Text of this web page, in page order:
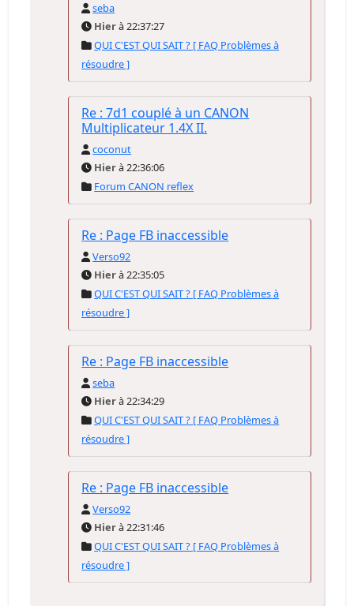
seba
Hierà 22:37:27
QUI C'EST QUI SAIT ? [ FAQ Problèmes à
résoudre ]
Re : 7d1 couplé à un CANON
Multiplicateur 1.4X II.
coconut
Hierà 22:36:06
Forum CANON reflex
Re : Page FB inaccessible
Verso92
Hierà 22:35:05
QUI C'EST QUI SAIT ? [ FAQ Problèmes à
résoudre ]
Re : Page FB inaccessible
seba
Hierà 22:34:29
QUI C'EST QUI SAIT ? [ FAQ Problèmes à
résoudre ]
Re : Page FB inaccessible
Verso92
Hierà 22:31:46
QUI C'EST QUI SAIT ? [ FAQ Problèmes à
résoudre ]